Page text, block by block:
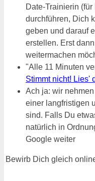
Date-Trainierin
durchführen, Dich
geben und darauf
erstellen. Erst
weitermachen
"Alle 11 Minuten
Stimmt nicht! Lies'
Ach ja: wir
einer langfristigen
sind. Falls Du
natürlich in
Google weiter
Bewirb Dich gleich